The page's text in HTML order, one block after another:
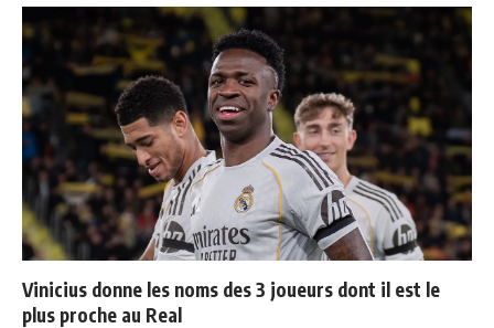
Vinicius donne les noms des 3 joueurs dont il est le
plus proche au Real